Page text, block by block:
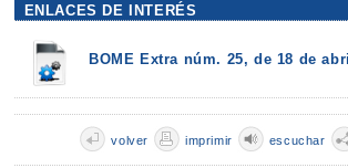
ENLACES DE INTERÉS
BOME Extra núm. 25, de 18 de
escuchar
imprimir
volver